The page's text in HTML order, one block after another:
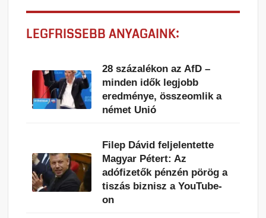
LEGFRISSEBB ANYAGAINK:
28 százalékon az AfD –
minden idők legjobb
eredménye, összeomlik a
német Unió
Filep Dávid feljelentette
Magyar Pétert: Az
adófizetők pénzén pörög a
tiszás biznisz a YouTube-
on